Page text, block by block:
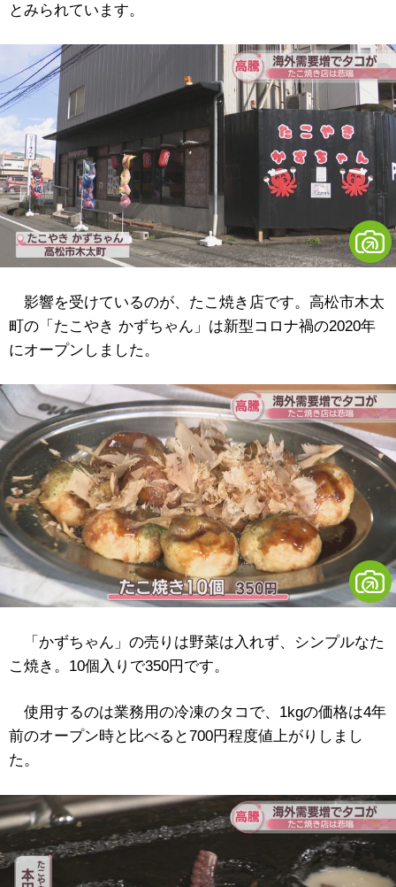
とみられています。
影響を受けているのが、たこ焼き店です。高松市木太
町の「たこやき かずちゃん」は新型コロナ禍の2020年
にオープンしました。
「かずちゃん」の売りは野菜は入れず、シンプルなた
こ焼き。10個入りで350円です。
使用するのは業務用の冷凍のタコで、1kgの価格は4年
前のオープン時と比べると700円程度値上がりしまし
た。